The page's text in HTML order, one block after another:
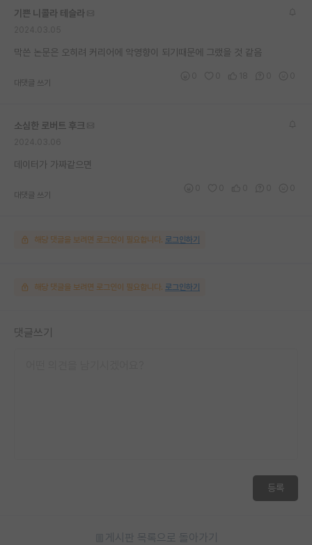
재팬라운지 🌸
기쁜 니콜라 테슬라
막쓴 논문은 오히려 커리어에 악영향이 되기때문에 그랬을 것 같음
대댓글 쓰기
소심한 로버트 후크
데이터가 가짜같으면
대댓글 쓰기
해당 댓글을 보려면 로그인이 필요합니다. 로그인하기
해당 댓글을 보려면 로그인이 필요합니다. 로그인하기
댓글쓰기
등록
게시판 목록으로 돌아가기